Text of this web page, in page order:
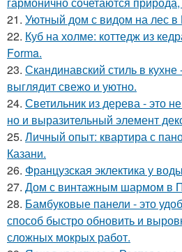
21. Уютный дом с видом на лес
22. Куб на холме: коттедж из
Forma.
23. Скандинавский стиль в кухне
выглядит свежо и уютно.
24. Светильник из дерева - это
но и выразительный элемент
25. Личный опыт: квартира с
Казани.
26. Французская эклектика у
27. Дом с винтажным шармом в
28. Бамбуковые панели - это
способ быстро обновить и
сложных мокрых работ.